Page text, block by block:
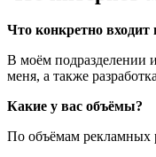
Что конкретно
В моём подразделении
меня, а также
Какие у вас объёмы?
По объёмам рекламных